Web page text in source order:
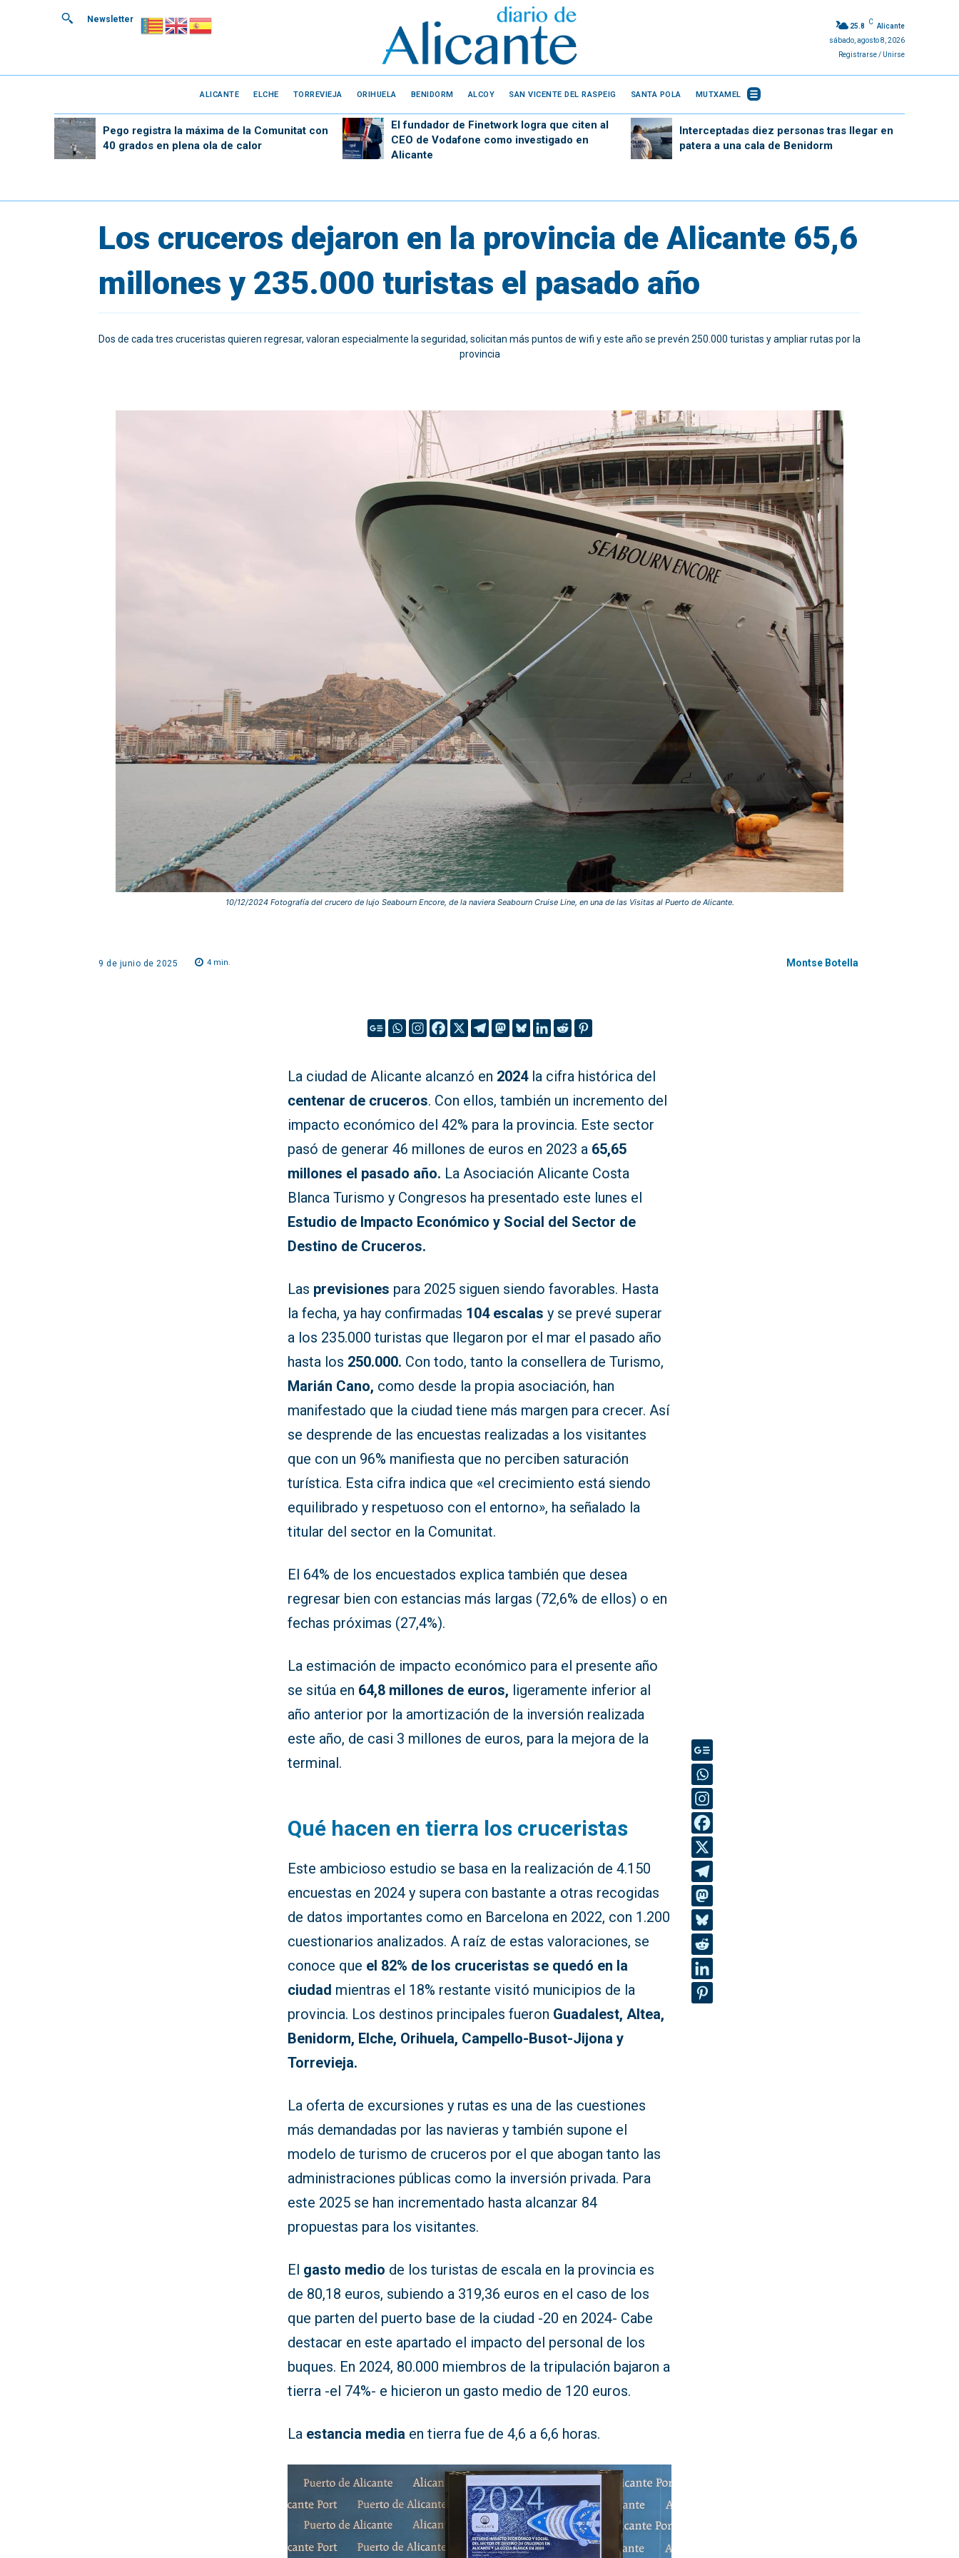
Newsletter
25.8
C
Alicante
sábado, agosto 8, 2026
Registrarse / Unirse
ALICANTE ELCHE TORREVIEJA ORIHUELA BENIDORM ALCOY SAN VICENTE DEL RASPEIG SANTA POLA MUTXAMEL
Pego registra la máxima de la Comunitat con
40 grados en plena ola de calor
El fundador de Finetwork logra que citen al
CEO de Vodafone como investigado en
Alicante
Interceptadas diez personas tras llegar en
patera a una cala de Benidorm
Los cruceros dejaron en la provincia de Alicante 65,6
millones y 235.000 turistas el pasado año
Dos de cada tres cruceristas quieren regresar, valoran especialmente la seguridad, solicitan más puntos de wifi y este año se prevén 250.000 turistas y ampliar rutas por la
provincia
10/12/2024 Fotografía del crucero de lujo Seabourn Encore, de la naviera Seabourn Cruise Line, en una de las Visitas al Puerto de Alicante.
9 de junio de 2025 4 min. Montse Botella
La ciudad de Alicante alcanzó en 2024 la cifra histórica del
centenar de cruceros. Con ellos, también un incremento del
impacto económico del 42% para la provincia. Este sector
pasó de generar 46 millones de euros en 2023 a 65,65
millones el pasado año. La Asociación Alicante Costa
Blanca Turismo y Congresos ha presentado este lunes el
Estudio de Impacto Económico y Social del Sector de
Destino de Cruceros.
Las previsiones para 2025 siguen siendo favorables. Hasta
la fecha, ya hay confirmadas 104 escalas y se prevé superar
a los 235.000 turistas que llegaron por el mar el pasado año
hasta los 250.000. Con todo, tanto la consellera de Turismo,
Marián Cano, como desde la propia asociación, han
manifestado que la ciudad tiene más margen para crecer. Así
se desprende de las encuestas realizadas a los visitantes
que con un 96% manifiesta que no perciben saturación
turística. Esta cifra indica que «el crecimiento está siendo
equilibrado y respetuoso con el entorno», ha señalado la
titular del sector en la Comunitat.
El 64% de los encuestados explica también que desea
regresar bien con estancias más largas (72,6% de ellos) o en
fechas próximas (27,4%).
La estimación de impacto económico para el presente año
se sitúa en 64,8 millones de euros, ligeramente inferior al
año anterior por la amortización de la inversión realizada
este año, de casi 3 millones de euros, para la mejora de la
terminal.
Qué hacen en tierra los cruceristas
Este ambicioso estudio se basa en la realización de 4.150
encuestas en 2024 y supera con bastante a otras recogidas
de datos importantes como en Barcelona en 2022, con 1.200
cuestionarios analizados. A raíz de estas valoraciones, se
conoce que el 82% de los cruceristas se quedó en la
ciudad mientras el 18% restante visitó municipios de la
provincia. Los destinos principales fueron Guadalest, Altea,
Benidorm, Elche, Orihuela, Campello-Busot-Jijona y
Torrevieja.
La oferta de excursiones y rutas es una de las cuestiones
más demandadas por las navieras y también supone el
modelo de turismo de cruceros por el que abogan tanto las
administraciones públicas como la inversión privada. Para
este 2025 se han incrementado hasta alcanzar 84
propuestas para los visitantes.
El gasto medio de los turistas de escala en la provincia es
de 80,18 euros, subiendo a 319,36 euros en el caso de los
que parten del puerto base de la ciudad -20 en 2024- Cabe
destacar en este apartado el impacto del personal de los
buques. En 2024, 80.000 miembros de la tripulación bajaron a
tierra -el 74%- e hicieron un gasto medio de 120 euros.
La estancia media en tierra fue de 4,6 a 6,6 horas.